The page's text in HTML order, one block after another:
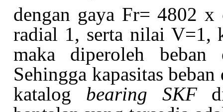
dengan gaya Fr=4802 x
radial 1, serta nilai V=1,
maka diperoleh
Sehingga kapasitas
katalog bearing SKF